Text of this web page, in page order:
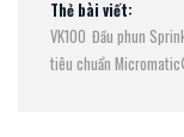
Thẻ bài viết:
VK100 Đầu phun
tiêu chuẩn